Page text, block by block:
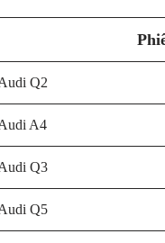
Q2
A4
Q3
Q5